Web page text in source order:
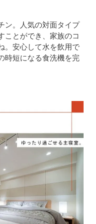
ン。人気の対面タイプ
ことができ、家族のコ
。安心して水を飲用で
時短になる食洗機を完